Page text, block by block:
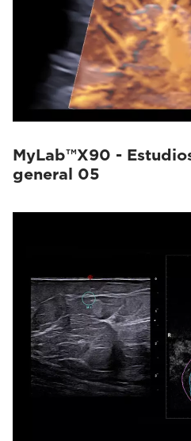
MyLab™X90 -
general 05